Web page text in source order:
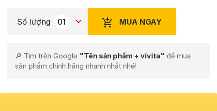
Số lượng MUA NGAY
🔎 Tìm trên Google "Tên sản phẩm + vivita" để mua
sản phẩm chính hãng nhanh nhất nhé!